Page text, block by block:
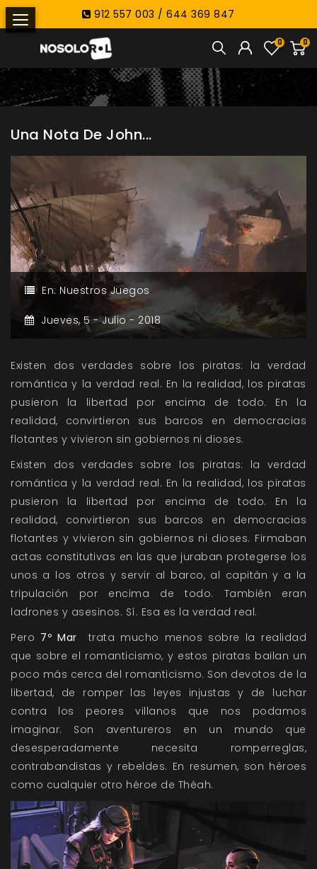
912 557 003 / 644 369 847
0
0
Una Nota De John...
En: Nuestros Juegos
Jueves, 5 -Julio - 2018
Existen dos verdades sobre los piratas: la verdad
romántica y la verdad real. En la realidad, los piratas
pusieron la libertad por encima de todo. En la
realidad, convirtieron sus barcos en democracias
flotantes y vivieron sin gobiernos ni dioses.
Existen dos verdades sobre los piratas: la verdad
romántica y la verdad real. En la realidad, los piratas
pusieron la libertad por encima de todo. En la
realidad, convirtieron sus barcos en democracias
flotantes y vivieron sin gobiernos ni dioses. Firmaban
actas constitutivas en las que juraban protegerse los
unos a los otros y servir al barco, al capitán y a la
tripulación por encima de todo. También eran
ladrones y asesinos. Sí. Esa es la verdad real.
Pero 7º Mar trata mucho menos sobre la realidad
que sobre el romanticismo, y estos piratas bailan un
poco más cerca del romanticismo. Son devotos de la
libertad, de romper las leyes injustas y de luchar
contra los peores villanos que nos podamos
imaginar. Son aventureros en un mundo que
desesperadamente necesita romperreglas,
contrabandistas y rebeldes. En resumen, son héroes
como cualquier otro héroe de Théah.